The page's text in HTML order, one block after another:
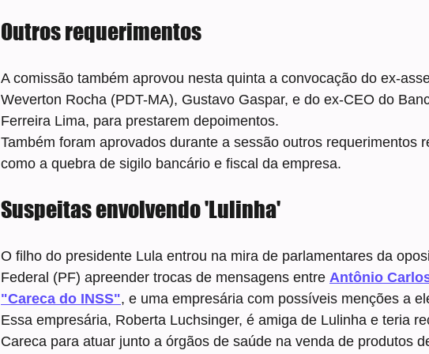
Outros requerimentos
A comissão também aprovou nesta quinta a convocação do ex-
Weverton Rocha (PDT-MA), Gustavo Gaspar, e do ex-CEO do
Ferreira Lima, para prestarem depoimentos.
Também foram aprovados durante a sessão outros requerimentos
como a quebra de sigilo bancário e fiscal da empresa.
Suspeitas envolvendo 'Lulinha'
O filho do presidente Lula entrou na mira de parlamentares da
Federal (PF) apreender trocas de mensagens entre Antônio
"Careca do INSS", e uma empresária com possíveis menções a
Essa empresária, Roberta Luchsinger, é amiga de Lulinha e teria
Careca para atuar junto a órgãos de saúde na venda de produtos